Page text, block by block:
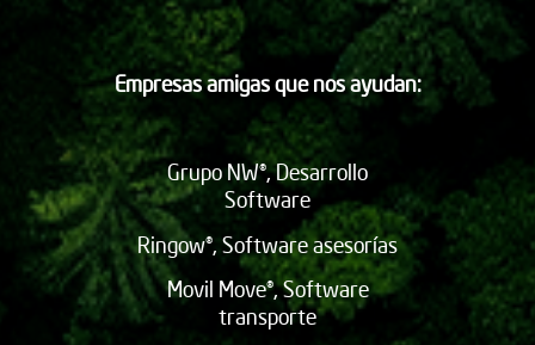
Empresas amigas que nos ayudan:
Grupo NW®, Desarrollo
Software
Ringow®, Software asesorías
Movil Move®, Software
transporte